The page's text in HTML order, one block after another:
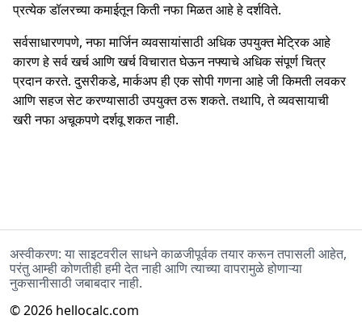
प्रत्येक डॉलरच्या कमाईतून किती नफा मिळत आहे हे दर्शविते.
सर्वसाधारणपणे, नफा मार्जिन व्यवसायांसाठी अधिक उपयुक्त मेट्रिक आहे
कारण हे सर्व खर्च आणि खर्च विचारात घेऊन नफ्याचे अधिक संपूर्ण चित्र
प्रदान करते. दुसरीकडे, मार्कअप ही एक सोपी गणना आहे जी किमती लवकर
आणि सहज सेट करण्यासाठी उपयुक्त ठरू शकते. तथापि, ते व्यवसायाची
खरी नफा अचूकपणे दर्शवू शकत नाही.
अस्वीकरण: या साइटवरील साधने काळजीपूर्वक तयार करून तपासली आहेत,
परंतु आम्ही कोणतीही हमी देत नाही आणि त्याच्या वापरामुळे होणाऱ्या
नुकसानीसाठी जबाबदार नाही.
©2026 hellocalc.com